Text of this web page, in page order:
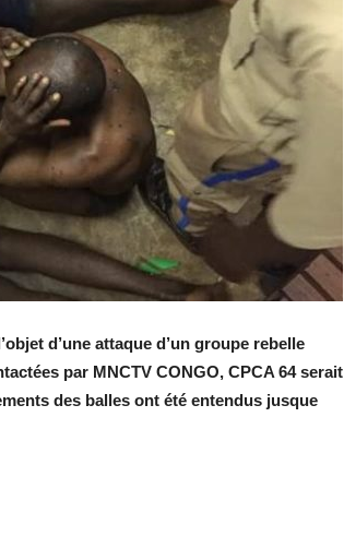
d’une attaque d’un groupe rebelle
par MNCTV CONGO, CPCA 64 serait
des balles ont été entendus jusque